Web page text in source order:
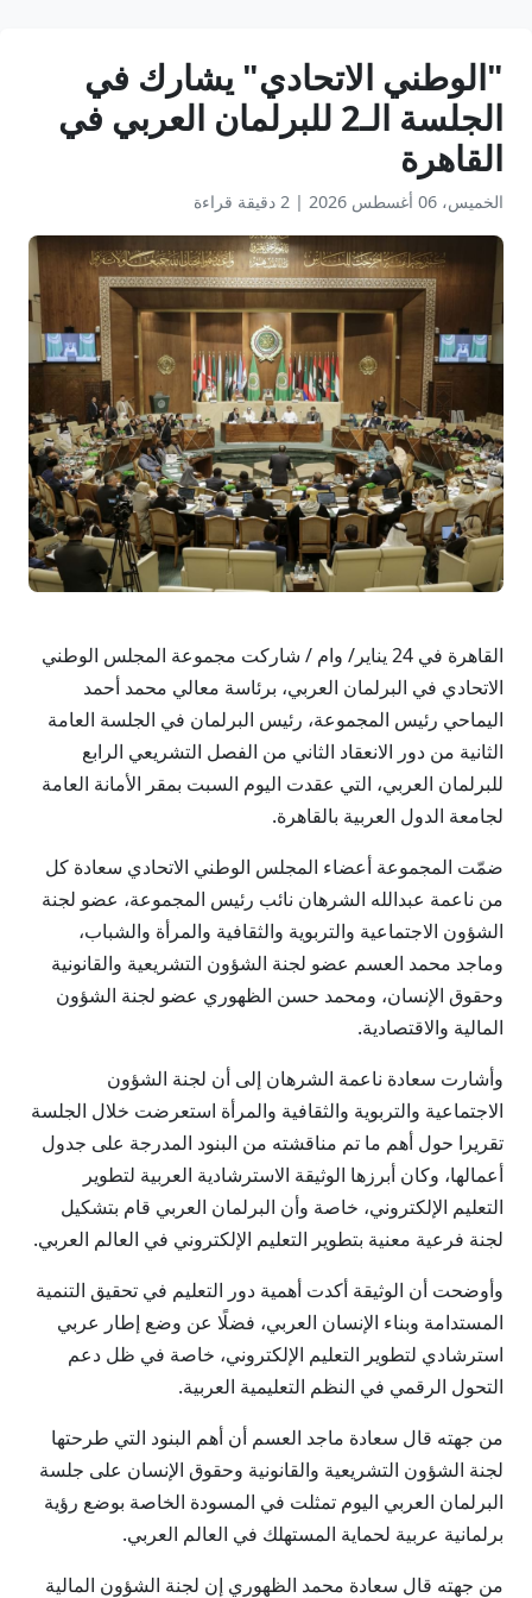
"الوطني الاتحادي" يشارك في
الجلسة الـ2 للبرلمان العربي في
القاهرة
الخميس، 06 أغسطس 2026 | 2 دقيقة قراءة
القاهرة في 24 يناير/ وام / شاركت مجموعة المجلس الوطني
الاتحادي في البرلمان العربي، برئاسة معالي محمد أحمد
اليماحي رئيس المجموعة، رئيس البرلمان في الجلسة العامة
الثانية من دور الانعقاد الثاني من الفصل التشريعي الرابع
للبرلمان العربي، التي عقدت اليوم السبت بمقر الأمانة العامة
لجامعة الدول العربية بالقاهرة.
ضمّت المجموعة أعضاء المجلس الوطني الاتحادي سعادة كل
من ناعمة عبدالله الشرهان نائب رئيس المجموعة، عضو لجنة
الشؤون الاجتماعية والتربوية والثقافية والمرأة والشباب،
وماجد محمد العسم عضو لجنة الشؤون التشريعية والقانونية
وحقوق الإنسان، ومحمد حسن الظهوري عضو لجنة الشؤون
المالية والاقتصادية.
وأشارت سعادة ناعمة الشرهان إلى أن لجنة الشؤون
الاجتماعية والتربوية والثقافية والمرأة استعرضت خلال الجلسة
تقريرا حول أهم ما تم مناقشته من البنود المدرجة على جدول
أعمالها، وكان أبرزها الوثيقة الاسترشادية العربية لتطوير
التعليم الإلكتروني، خاصة وأن البرلمان العربي قام بتشكيل
لجنة فرعية معنية بتطوير التعليم الإلكتروني في العالم العربي.
وأوضحت أن الوثيقة أكدت أهمية دور التعليم في تحقيق التنمية
المستدامة وبناء الإنسان العربي، فضلًا عن وضع إطار عربي
استرشادي لتطوير التعليم الإلكتروني، خاصة في ظل دعم
التحول الرقمي في النظم التعليمية العربية.
من جهته قال سعادة ماجد العسم أن أهم البنود التي طرحتها
لجنة الشؤون التشريعية والقانونية وحقوق الإنسان على جلسة
البرلمان العربي اليوم تمثلت في المسودة الخاصة بوضع رؤية
برلمانية عربية لحماية المستهلك في العالم العربي.
من جهته قال سعادة محمد الظهوري إن لجنة الشؤون المالية